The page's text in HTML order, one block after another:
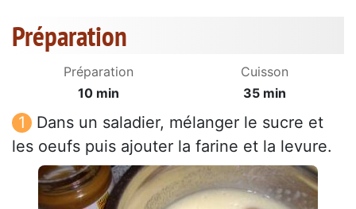
Préparation
Préparation
10 min
Cuisson
35 min
Dans un saladier, mélanger le sucre et
les oeufs puis ajouter la farine et la levure.